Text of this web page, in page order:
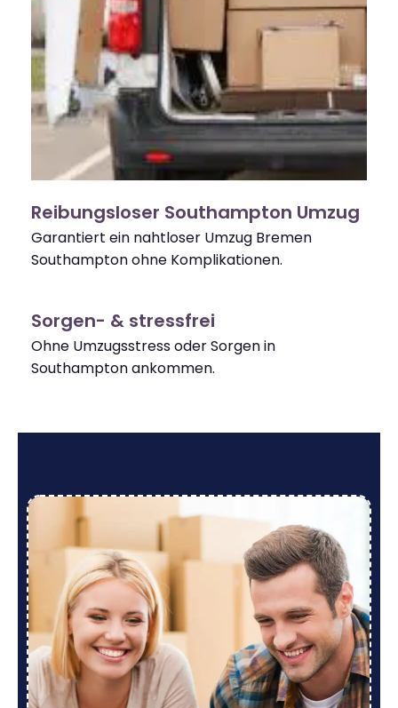
Reibungsloser Southampton Umzug
Garantiert ein nahtloser Umzug Bremen
Southampton ohne Komplikationen.
Sorgen- & stressfrei
Ohne Umzugsstress oder Sorgen in
Southampton ankommen.